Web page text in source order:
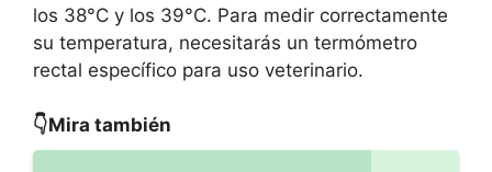
los 38°C y los 39°C. Para medir correctamente
su temperatura, necesitarás un termómetro
rectal específico para uso veterinario.
👇Mira también